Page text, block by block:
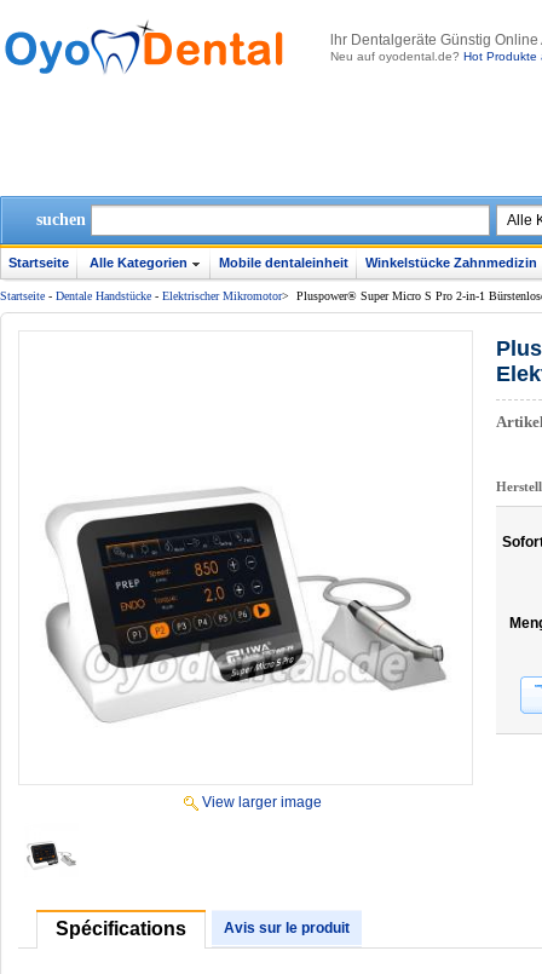
lhr Dentalgeräte Günstig
Neu auf oyodental.de? Hot Produkte
suchen
Startseite Alle Kategorien Mobile dentaleinheit Winkelstücke Zahnmedizin
Startseite - Dentale Handstücke - Elektrischer Mikromotor> Pluspower® Super Micro S Pro 2-in-1
View larger image
Spécifications Avis sur le produit